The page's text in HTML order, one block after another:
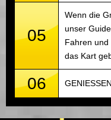
05
Wenn die
unser
Fahren
das Kart
06